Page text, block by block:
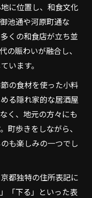
に位置し、和食文化
池通や河原町通な
くの和食店が立ち並
の賑わいが融合し、
います。
の食材を使った小料
る隠れ家的な居酒屋
く、地元の方々にも
町歩きをしながら、
も楽しみの一つでし
都独特の住所表記に
「下る」といった表